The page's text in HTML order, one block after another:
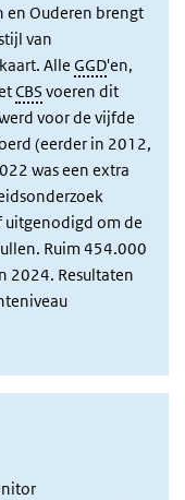
en Ouderen brengt
van
Alle GGD'en,
CBS voeren dit
voor de vijfde
(eerder in 2012,
was een extra
uitgenodigd om de
Ruim 454.000
2024. Resultaten